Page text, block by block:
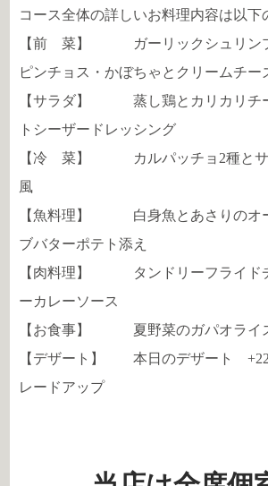
コース全体の詳しいお料理内容は以下
【前 菜】 ガーリックシュリン
ピンチョス・かぼちゃとクリームチー
【サラダ】 蒸し鶏とカリカリチ
トシーザードレッシング
【冷 菜】 カルパッチョ2種とサ
風
【魚料理】 白身魚とあさりのオ
ブバターポテト添え
【肉料理】 タンドリーフライド
ーカレーソース
【お食事】 夏野菜のガパオライ
【デザート】 本日のデザート
レードアップ